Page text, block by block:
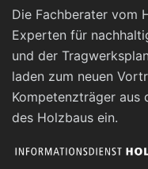
Die Fachberater vom
Experten für
und der
laden zum neuen
Kompetenzträger aus
des Holzbaus ein.